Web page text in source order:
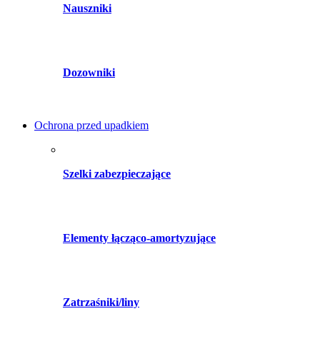
Nauszniki
Dozowniki
Ochrona przed upadkiem
Szelki zabezpieczające
Elementy łącząco-amortyzujące
Zatrzaśniki/liny